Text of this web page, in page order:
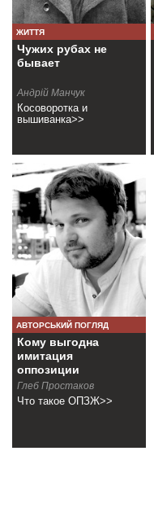
ЖИТТЯ
Чужих рубах не
бывает
Андрiй Манчук
Косоворотка и
вышиванка>>
АВТОРСЬКИЙ ПОГЛЯД
Кому выгодна
имитация
оппозиции
Глеб Простаков
Что такое ОПЗЖ>>